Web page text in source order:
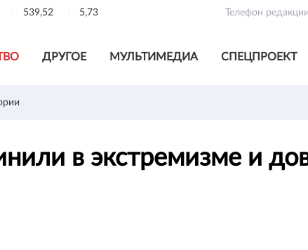
539,52 5,73 Телефон
ДРУГОЕ МУЛЬТИМЕДИА СПЕЦПРОЕКТ
в экстремизме и